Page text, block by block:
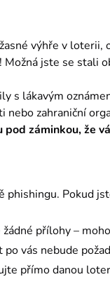
výhře v
jste se stali
s lákavým
zahraniční
záminkou, že
phishingu. Pokud
přílohy –
vás nebude
přímo danou